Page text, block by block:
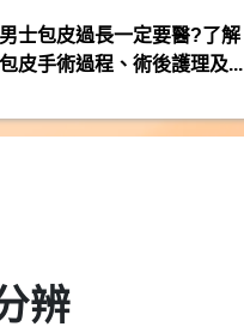
男士包皮過長一定要醫?了解
包皮手術過程、術後護理及...
辨